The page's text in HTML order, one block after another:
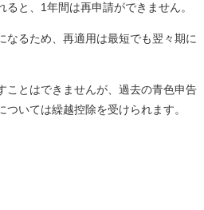
と、1年間は再申請ができません。
なるため、再適用は最短でも翌々期に
ことはできませんが、過去の青色申告
いては繰越控除を受けられます。